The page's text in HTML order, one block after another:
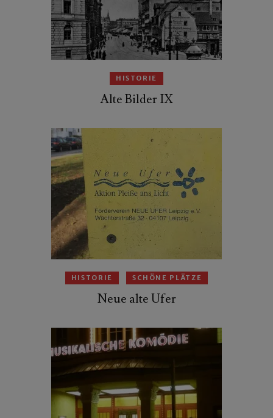
HISTORIE
Alte Bilder IX
HISTORIE SCHÖNE PLÄTZE
Neue alte Ufer